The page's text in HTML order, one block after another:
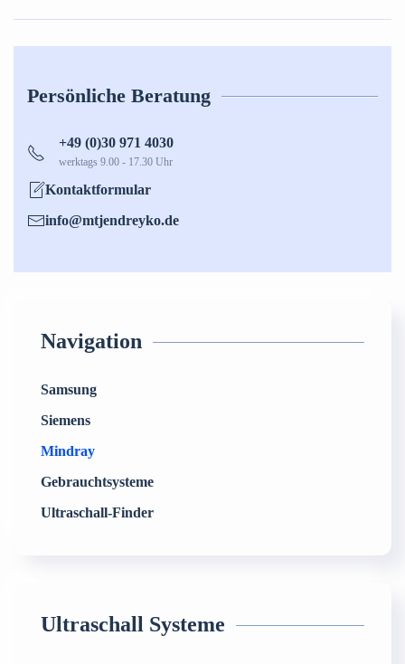
Persönliche Beratung
+49 (0)30 971 4030
werktags 9.00 - 17.30 Uhr
Kontaktformular
info@mtjendreyko.de
Navigation
Samsung
Siemens
Mindray
Gebrauchtsysteme
Ultraschall-Finder
Ultraschall Systeme